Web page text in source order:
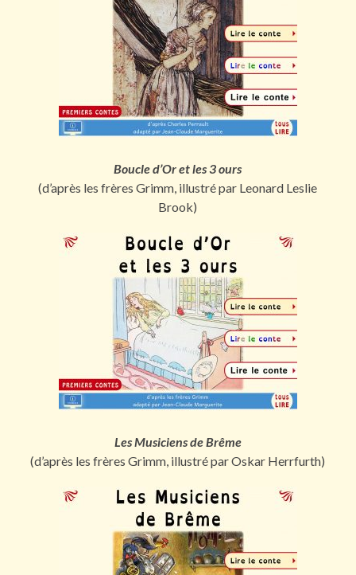
Boucle d’Or et les 3 ours
(d’après les frères Grimm, illustré par Leonard Leslie
Brook)
Les Musiciens de Brême
(d’après les frères Grimm, illustré par Oskar Herrfurth)